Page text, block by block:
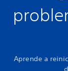
Aprende a